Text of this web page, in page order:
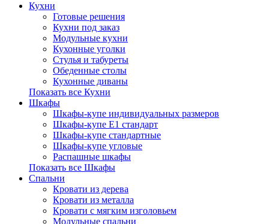
Кухни
Готовые решения
Кухни под заказ
Модульные кухни
Кухонные уголки
Стулья и табуреты
Обеденные столы
Кухонные диваны
Показать все Кухни
Шкафы
Шкафы-купе индивидуальных размеров
Шкафы-купе Е1 стандарт
Шкафы-купе стандартные
Шкафы-купе угловые
Распашные шкафы
Показать все Шкафы
Спальни
Кровати из дерева
Кровати из металла
Кровати с мягким изголовьем
Модульные спальни